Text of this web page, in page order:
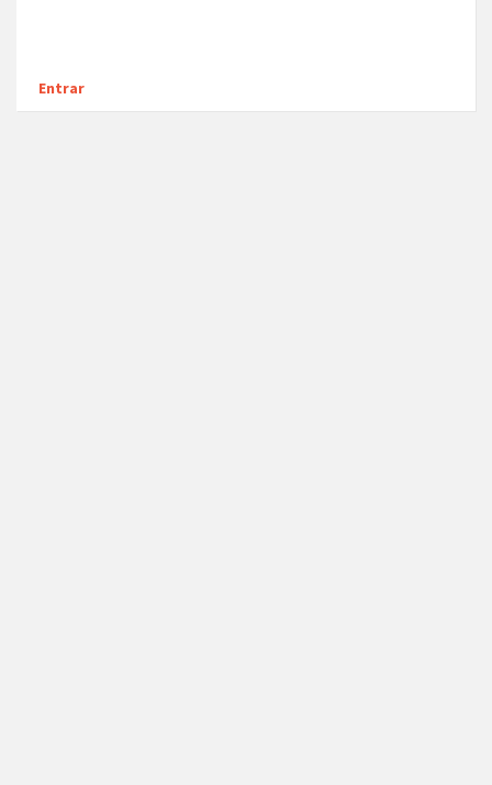
Entrar